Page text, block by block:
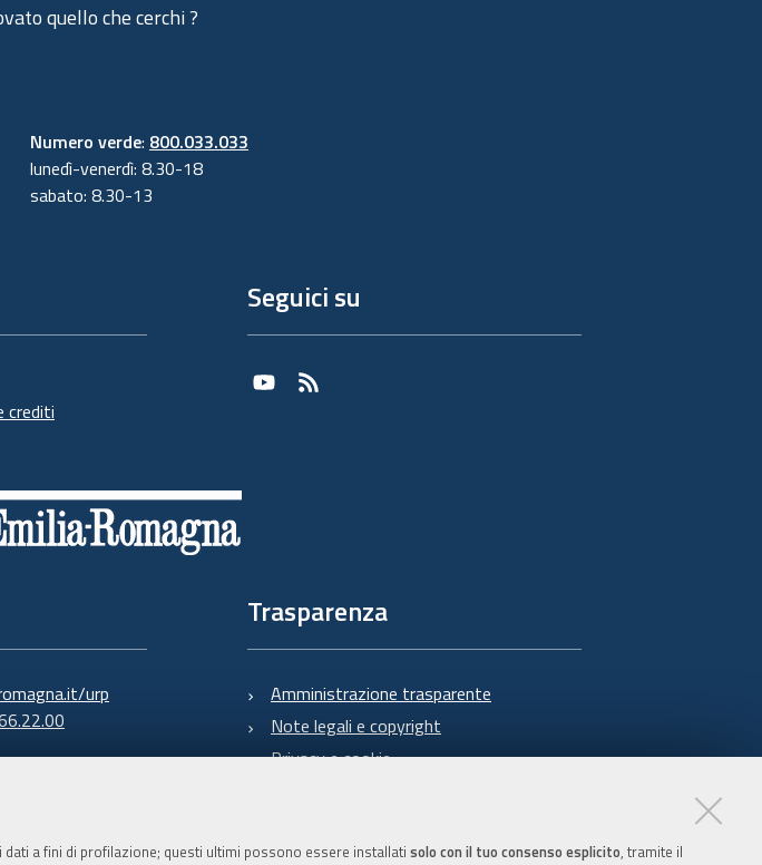
a fini di profilazione; questi ultimi possono essere installatisolo con il tuo consenso esplicito, tramite il
quello che cerchi ?
Numero verde: 800.033.033
lunedì-venerdì: 8.30-18
sabato: 8.30-13
crediti
Seguici su
Youtube
RSS
urp
Trasparenza
Amministrazione trasparente
Note legali e copyright
Privacy e cookie